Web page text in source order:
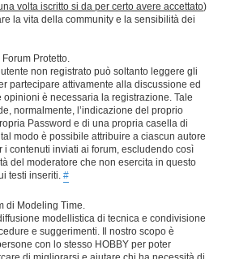
volta iscritto si da per certo avere accettato)
la vita della community e la sensibilità dei
Protetto.
non registrato può soltanto leggere gli
partecipare attivamente alla discussione ed
è necessaria la registrazione. Tale
normalmente, l’indicazione del proprio
Password e di una propria casella di
modo è possibile attribuire a ciascun autore
i contenuti inviati ai forum, escludendo così
del moderatore che non esercita in questo
testi inseriti. #
di Modeling Time.
modellistica di tecnica e condivisione
e suggerimenti. Il nostro scopo è
con lo stesso HOBBY per poter